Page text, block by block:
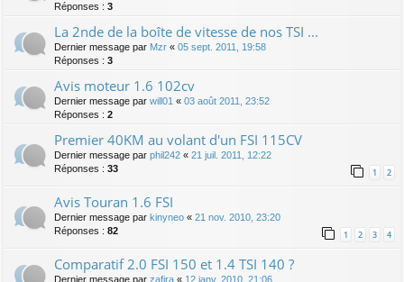
Réponses : 3
La 2nde de la boîte de vitesse de nos TSI ...
Dernier message par Mzr « 05 sept. 2011, 19:58
Réponses : 3
Avis moteur 1.6 102cv
Dernier message par will01 « 03 août 2011, 23:52
Réponses : 2
Premier 40KM au volant d'un FSI 115CV
Dernier message par phil242 « 21 juil. 2011, 12:22
Réponses : 33 1 2
Avis Touran 1.6 FSI
Dernier message par kinyneo « 21 nov. 2010, 23:20
Réponses : 82 1 2 3 4
Comparatif 2.0 FSI 150 et 1.4 TSI 140 ?
Dernier message par zafira « 12 janv. 2010, 21:06